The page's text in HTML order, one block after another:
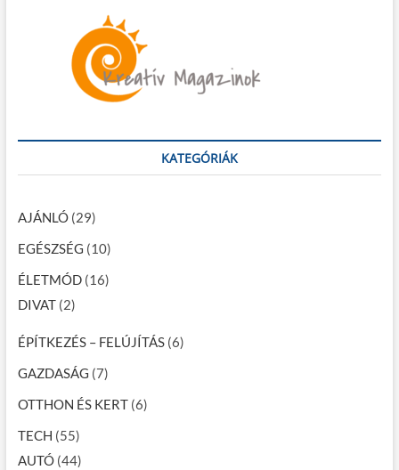
KATEGÓRIÁK
AJÁNLÓ(29)
EGÉSZSÉG (10)
ÉLETMÓD(16)
DIVAT(2)
ÉPÍTKEZÉS – FELÚJÍTÁS(6)
GAZDASÁG (7)
OTTHON ÉS KERT(6)
TECH (55)
AUTÓ(44)